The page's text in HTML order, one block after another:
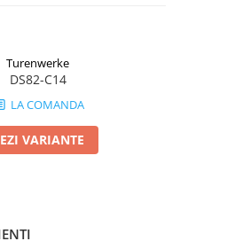
Turenwerke
DS82-C14
LA COMANDA
VARIANTE